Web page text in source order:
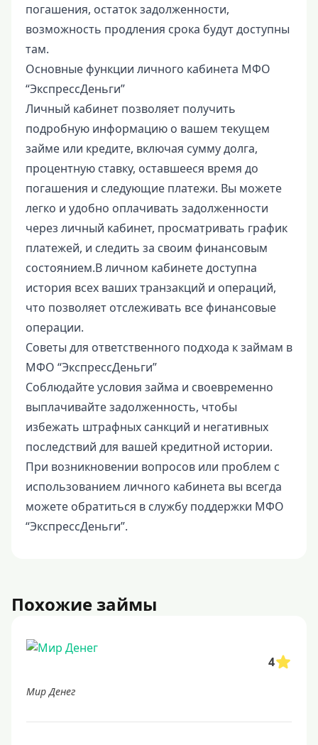
погашения, остаток задолженности,
возможность продления срока будут доступны
там.
Основные функции личного кабинета МФО
“ЭкспрессДеньги”
Личный кабинет позволяет получить
подробную информацию о вашем текущем
займе или кредите, включая сумму долга,
процентную ставку, оставшееся время до
погашения и следующие платежи. Вы можете
легко и удобно оплачивать задолженности
через личный кабинет, просматривать график
платежей, и следить за своим финансовым
состоянием.В личном кабинете доступна
история всех ваших транзакций и операций,
что позволяет отслеживать все финансовые
операции.
Советы для ответственного подхода к займам в
МФО “ЭкспрессДеньги”
Соблюдайте условия займа и своевременно
выплачивайте задолженность, чтобы
избежать штрафных санкций и негативных
последствий для вашей кредитной истории.
При возникновении вопросов или проблем с
использованием личного кабинета вы всегда
можете обратиться в службу поддержки МФО
“ЭкспрессДеньги”.
Похожие займы
4
Мир Денег